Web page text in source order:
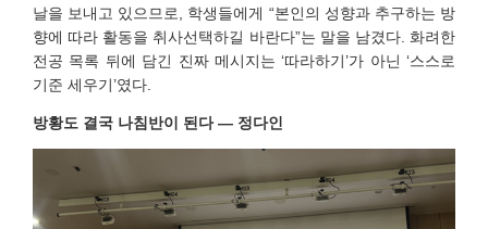
날을 보내고 있으므로, 학생들에게 “본인의 성향과 추구하는 방
향에 따라 활동을 취사선택하길 바란다”는 말을 남겼다. 화려한
전공 목록 뒤에 담긴 진짜 메시지는 ‘따라하기’가 아닌 ‘스스로
기준 세우기’였다.
방황도 결국 나침반이 된다 — 정다인